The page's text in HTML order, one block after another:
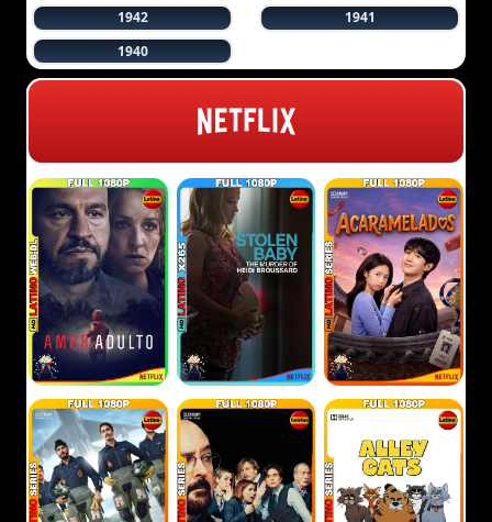
1942
1941
1940